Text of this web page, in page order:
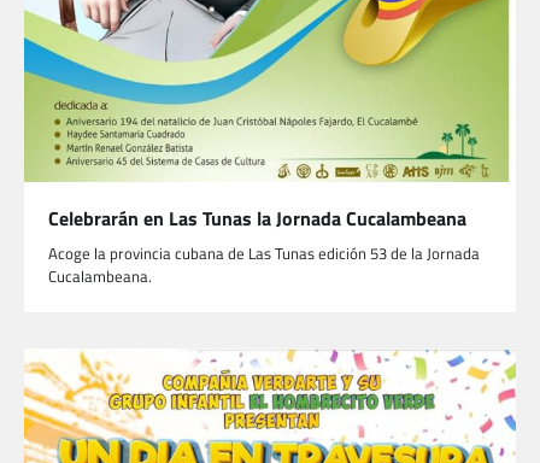
Celebrarán en Las Tunas la Jornada Cucalambeana
Acoge la provincia cubana de Las Tunas edición 53 de la Jornada
Cucalambeana.